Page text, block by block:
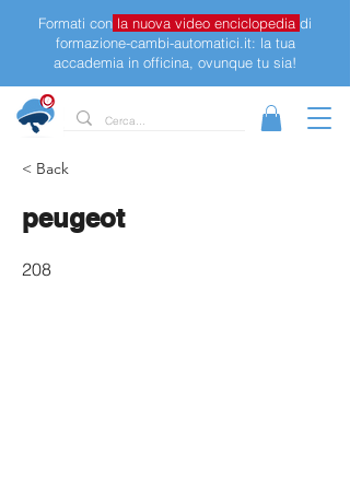
Formati con la nuova video enciclopedia di
formazione-cambi-automatici.it: la tua
accademia in officina, ovunque tu sia!
< Back
peugeot
208